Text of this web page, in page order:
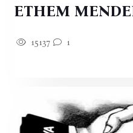
ETHEM
15137 1